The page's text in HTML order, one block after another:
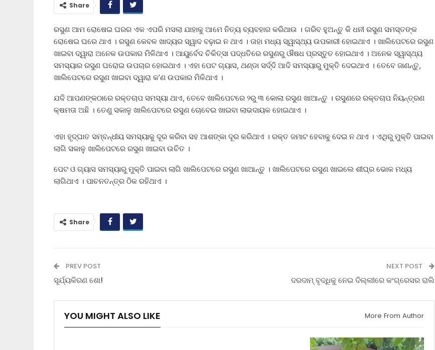
Share
ରସୁଣ ଆମ ରୋଷେଇ ଘରର ଏକ ଏପରି ମସଲା ଯାହାକୁ ଆମେ ନିତ୍ୟ ବ୍ୟବହାର କରିଥାଉ । ଗରିବ ହୁଅନ୍ତୁ କି ଧନୀ ରସୁଣ ସମସ୍ତଙ୍କ
ରୋଷେଇ ଘରେ ଥାଏ । ରସୁଣ କେବଳ ଖାଦ୍ୟର ସ୍ୱାଦ ବଢ଼ାଇ ନ ଥାଏ । ତାହା ମଧ୍ୟ ସ୍ୱାସ୍ଥ୍ୟ ଉପକାରୀ ହୋଇଥାଏ । ଖାଲିପେଟରେ ରସୁଣ
ଖାଇବା ଦ୍ୱାରା ଅନେକ ଉପକାର ମିଳିଥାଏ । ଆୟୁର୍ବେଦ ଚିକିତ୍ସା ପଦ୍ଧତିରେ ରସୁଣରୁ ଔଷଧ ପ୍ରସ୍ତୁତ ହୋଇଥାଏ । ଅନେକ ସ୍ୱାସ୍ଥ୍ୟ
ସମସ୍ୟାର ରସୁଣ ଘରୋଇ ଉପଚାର ହୋଇଥାଏ । ଏହା ପେଟ ଗ୍ୟାସ, ଥଣ୍ଡା ସର୍ଦ୍ଦି ଆଦି ସମସ୍ୟାରୁ ମୁକ୍ତି ଦେଇଥାଏ । ତେବେ ଜାଣନ୍ତୁ,
ଖାଲିପେଟରେ ରସୁଣ ଖାଇବା ଦ୍ୱାରା କ’ଣ ଉପକାର ମିଳିଥାଏ ।
ଯଦି ଆପଣଙ୍କଠାରେ ରକ୍ତଚାପ ସମସ୍ୟା ଥାଏ, ତେବେ ଖାଲିପେଟରେ ୨ରୁ ୩ କୋଲା ରସୁଣ ଖାଆନ୍ତୁ । ରସୁଣରେ ରକ୍ତଚାପ ନିୟନ୍ତ୍ରଣ
କ୍ଷମତା ଅଛି । ତେଣୁ ସକାଳୁ ଖାଲିପେଟରେ ରସୁଣ ଚୋବେଇ ଖାଇବା ଲାଭଦାୟକ ହୋଇଥାଏ ।
ଏହା ହୃଦ୍ଘାତ ସମ୍ବନ୍ଧୀୟ ସମସ୍ୟାକୁ ଦୂର କରିବା ସହ ଆଶଙ୍କା ଦୂର କରିଥାଏ । ରକ୍ତ ଜମାଟ ହେବାକୁ ଦେଇ ନ ଥାଏ । ଏଥିରୁ ମୁକ୍ତି ପାଇବା
ଲାଗି ସକାଳୁ ଖାଲିପେଟରେ ରସୁଣ ଖାଇବା ଉଚିତ ।
ପେଟ ଓ ଗ୍ୟାସ ସମସ୍ୟାରୁ ମୁକ୍ତି ପାଇବା ଲାଗି ଖାଲିପେଟରେ ରସୁଣ ଖାଆନ୍ତୁ । ଖାଲିପେଟରେ ରସୁଣ ଖାଇଲେ ଶୀଘ୍ର ଭୋକ ମଧ୍ୟ
ଲାଗିଥାଏ । ପାଚନତନ୍ତ୍ର ଠିକ ରହିଥାଏ ।
Share
PREV POST
ସୂର୍ଯ୍ୟକିରଣ ଶୋ!
NEXT POST
ଦରଦାମ୍ ବୃଦ୍ଧିକୁ ନେଇ ଦିଲ୍ଲୀରେ କଂଗ୍ରେସର ରାଲି
YOU MIGHT ALSO LIKE More From Author